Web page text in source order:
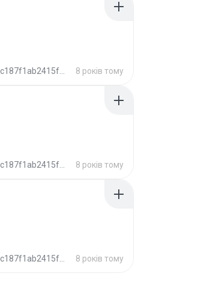
c187f1ab2415f6106ee7b6dafa5f6c2cb 8 років тому
c187f1ab2415f6106ee7b6dafa5f6c2cb 8 років тому
c187f1ab2415f6106ee7b6dafa5f6c2cb 8 років тому